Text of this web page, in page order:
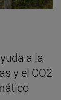
a la
y el CO2